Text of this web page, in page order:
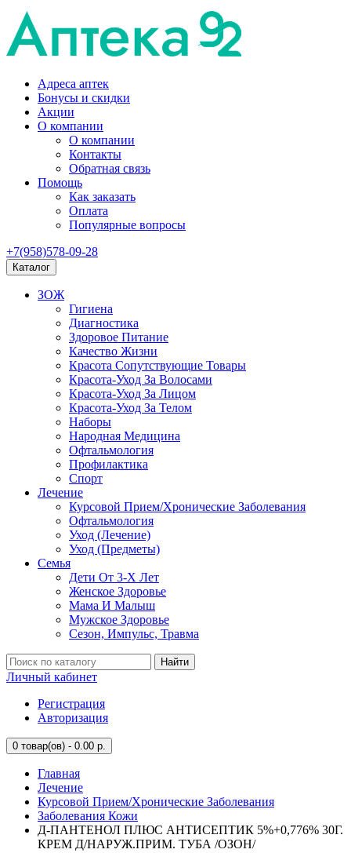
Адреса аптек
Бонусы и скидки
Акции
О компании
О компании
Контакты
Обратная связь
Помощь
Как заказать
Оплата
Популярные вопросы
+7(958)578-09-28
Каталог
ЗОЖ
Гигиена
Диагностика
Здоровое Питание
Качество Жизни
Красота Сопутствующие Товары
Красота-Уход За Волосами
Красота-Уход За Лицом
Красота-Уход За Телом
Наборы
Народная Медицина
Офтальмология
Профилактика
Спорт
Лечение
Курсовой Прием/Хронические Заболевания
Офтальмология
Уход (Лечение)
Уход (Предметы)
Семья
Дети От 3-Х Лет
Женское Здоровье
Мама И Малыш
Мужское Здоровье
Сезон, Импульс, Травма
Найти
Личный кабинет
Регистрация
Авторизация
0 товар(ов) - 0.00 р.
Главная
Лечение
Курсовой Прием/Хронические Заболевания
Заболевания Кожи
Д-ПАНТЕНОЛ ПЛЮС АНТИСЕПТИК 5%+0,776% 30Г.
КРЕМ Д/НАРУЖ.ПРИМ. ТУБА /ОЗОН/